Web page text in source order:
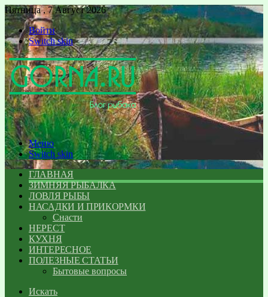
Пятница , 7 Август 2026
Войти
Switch skin
Меню
Switch skin
ГЛАВНАЯ
ЗИМНЯЯ РЫБАЛКА
ЛОВЛЯ РЫБЫ
НАСАДКИ И ПРИКОРМКИ
Снасти
НЕРЕСТ
КУХНЯ
ИНТЕРЕСНОЕ
ПОЛЕЗНЫЕ СТАТЬИ
Бытовые вопросы
Искать